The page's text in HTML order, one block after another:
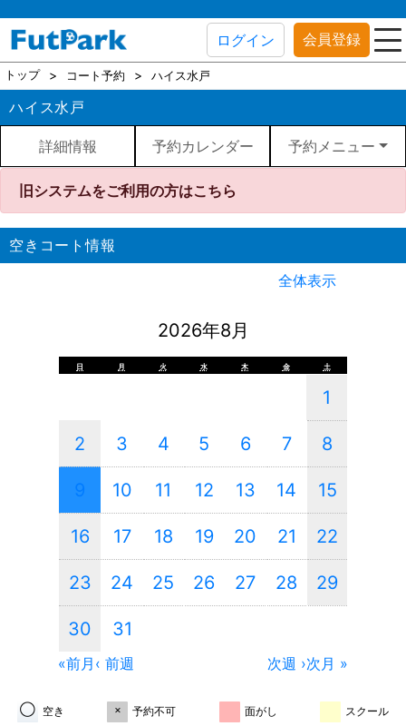
ログイン 会員登録
トップ コート予約 ハイス水戸
ハイス水戸
詳細情報 予約カレンダー 予約メニュー
旧システムをご利用の方はこちら
空きコート情報
全体表示
2026年8月
日 月 火 水 木 金 土
1
2 3 4 5 6 7 8
9 10 11 12 13 14 15
16 17 18 19 20 21 22
23 24 25 26 27 28 29
30 31
«前月 ‹ 前週 次月 »
次週 ›
◯ 空き × 予約不可 面がし スクール